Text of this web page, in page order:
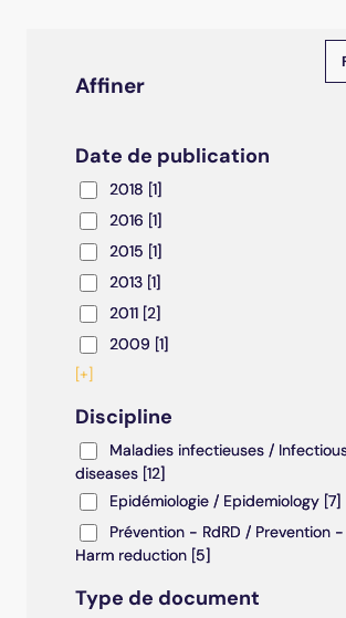
Affiner
Date de publication
20182018 [1]
20162016 [1]
20152015 [1]
20132013 [1]
2011 2011 [2]
20092009 [1]
[+]
Discipline
Maladies infectieuses / Infectious
Maladies infectieuses /
diseases [12]
Epidémiologie / Epidemiology
Epidémiologie / Epidemiology [7]
Prévention - RdRD / Prevention -
Prévention - RdRD / Prevention -
Harm reduction [5]
Type de document